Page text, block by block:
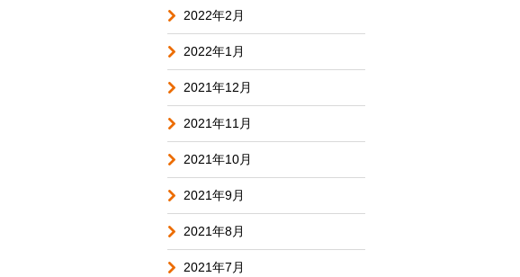
2022年2月
2022年1月
2021年12月
2021年11月
2021年10月
2021年9月
2021年8月
2021年7月